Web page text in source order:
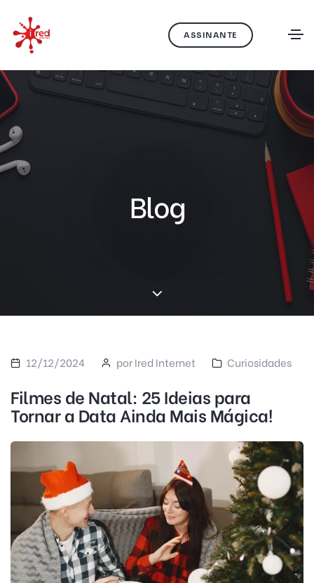
ASSINANTE
Blog
12/12/2024 por Ired Internet Curiosidades
Filmes de Natal: 25 Ideias para
Tornar a Data Ainda Mais Mágica!